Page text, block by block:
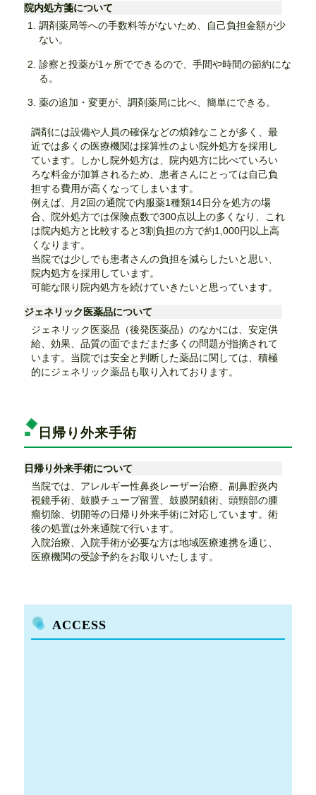
院内処方箋について
調剤薬局等への手数料等がないため、自己負担金額が少
ない。
診察と投薬が1ヶ所でできるので、手間や時間の節約にな
る。
薬の追加・変更が、調剤薬局に比べ、簡単にできる。
調剤には設備や人員の確保などの煩雑なことが多く、最
近では多くの医療機関は採算性のよい院外処方を採用し
ています。しかし院外処方は、院内処方に比べていろい
ろな料金が加算されるため、患者さんにとっては自己負
担する費用が高くなってしまいます。
例えば、月2回の通院で内服薬1種類14日分を処方の場
合、院外処方では保険点数で300点以上の多くなり、これ
は院内処方と比較すると3割負担の方で約1,000円以上高
くなります。
当院では少しでも患者さんの負担を減らしたいと思い、
院内処方を採用しています。
可能な限り院内処方を続けていきたいと思っています。
ジェネリック医薬品について
ジェネリック医薬品（後発医薬品）のなかには、安定供
給、効果、品質の面でまだまだ多くの問題が指摘されて
います。当院では安全と判断した薬品に関しては、積極
的にジェネリック薬品も取り入れております。
日帰り外来手術
日帰り外来手術について
当院では、アレルギー性鼻炎レーザー治療、副鼻腔炎内
視鏡手術、鼓膜チューブ留置、鼓膜閉鎖術、頭頸部の腫
瘤切除、切開等の日帰り外来手術に対応しています。術
後の処置は外来通院で行います。
入院治療、入院手術が必要な方は地域医療連携を通じ、
医療機関の受診予約をお取りいたします。
ACCESS